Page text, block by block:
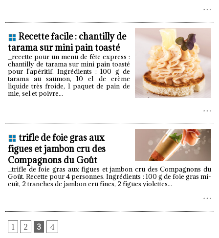
Recette facile : chantilly de
tarama sur mini pain toasté
_recette pour un menu de fête express :
chantilly de tarama sur mini pain toasté
pour l'apéritif. Ingrédients : 100 g de
tarama au saumon, 10 cl de crème
liquide très froide, 1 paquet de pain de
mie, sel et poivre...
trifle de foie gras aux
figues et jambon cru des
Compagnons du Goût
_trifle de foie gras aux figues et jambon cru des Compagnons du
Goût. Recette pour 4 personnes. Ingrédients : 100 g de foie gras mi-
cuit, 2 tranches de jambon cru fines, 2 figues violettes...
1 2 3 4